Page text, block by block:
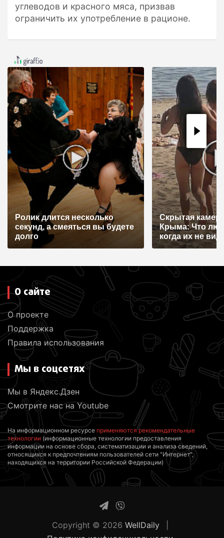
углеводов и красного мяса, призвав
ограничить их употребление в рационе.
Ролик длится несколько
секунд, а смеяться вы будете
долго
Скрытая
Крыма: Что
когда их не
О сайте
О проекте
Поддержка
Правила использования
Мы в соцсетях
Мы в Яндекс.Дзен
Смотрите нас на Youtube
На информационном ресурсе применяются рекомендательные
технологии (информационные технологии предоставления
информации на основе сбора, систематизации и анализа сведений,
относящихся к предпочтениям пользователей сети "Интернет",
находящихся на территории Российской Федерации)
Copyright © 2026 WellDaily